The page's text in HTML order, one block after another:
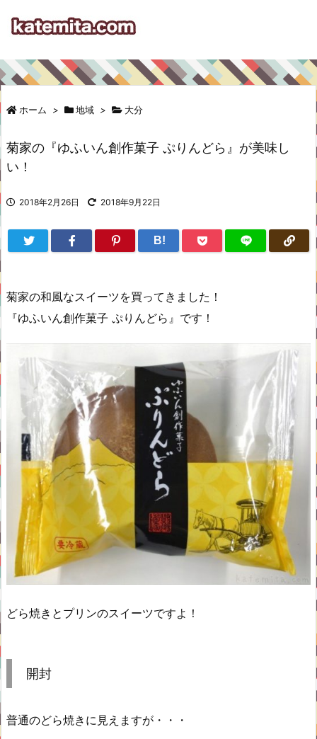
ホーム > 地域 > 大分
菊家の『ゆふいん創作菓子 ぷりんどら』が美味し
い！
2018年2月26日 2018年9月22日
B!
菊家の和風なスイーツを買ってきました！
『ゆふいん創作菓子 ぷりんどら』です！
どら焼きとプリンのスイーツですよ！
開封
普通のどら焼きに見えますが・・・